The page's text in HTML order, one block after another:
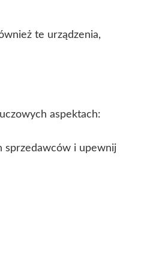
te urządzenia,
aspektach:
sprzedawców i upewnij